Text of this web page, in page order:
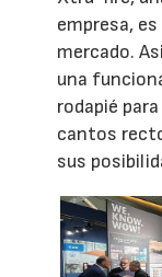
empresa,
mercado.
una
rodapié
cantos
sus